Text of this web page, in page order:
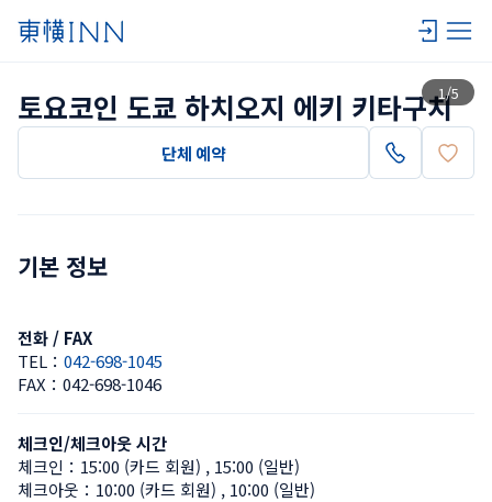
1/5
목록 보기
토요코인 도쿄 하치오지 에키 키타구치
단체 예약
기본 정보
전화 / FAX
TEL： 042-698-1045
FAX： 042-698-1046
체크인/체크아웃 시간
체크인： 15:00 (카드 회원) , 15:00 (일반)
체크아웃： 10:00 (카드 회원) , 10:00 (일반)